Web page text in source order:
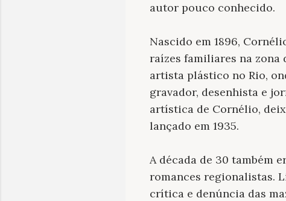
autor pouco conhecido.
Nascido em 1896,
raízes familiares na zona
artista plástico no Rio,
gravador, desenhista e
artística de Cornélio,
lançado em 1935.
A década de 30 também
romances regionalistas.
crítica e denúncia das